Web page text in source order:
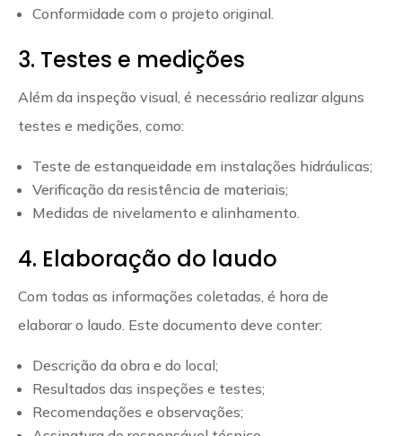
Conformidade com o projeto original.
3. Testes e medições
Além da inspeção visual, é necessário realizar alguns
testes e medições, como:
Teste de estanqueidade em instalações hidráulicas;
Verificação da resistência de materiais;
Medidas de nivelamento e alinhamento.
4. Elaboração do laudo
Com todas as informações coletadas, é hora de
elaborar o laudo. Este documento deve conter:
Descrição da obra e do local;
Resultados das inspeções e testes;
Recomendações e observações;